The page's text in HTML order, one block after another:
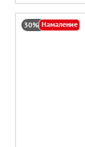
30% Намаление